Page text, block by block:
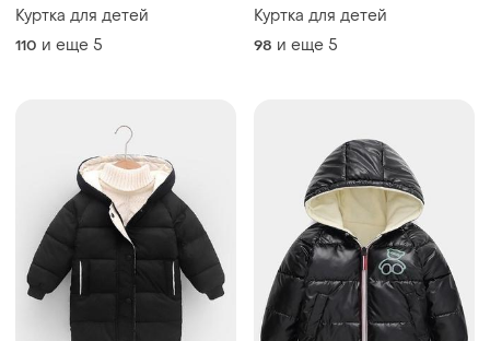
Куртка для детей
110 и еще 5
Куртка для детей
98 и еще 5